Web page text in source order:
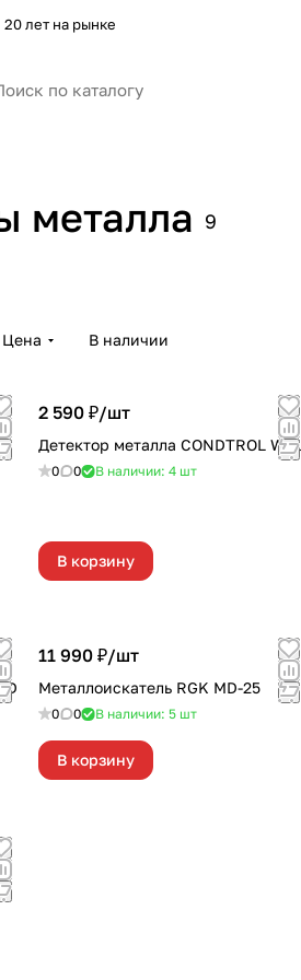
20 лет на рынке
металла 9
Цена В наличии
2 590 ₽/шт
Детектор металла CONDTROL Wall
0 0 В наличии: 4 шт
В корзину
11 990 ₽/шт
Металлоискатель RGK MD-25
0 0 В наличии: 5 шт
В корзину